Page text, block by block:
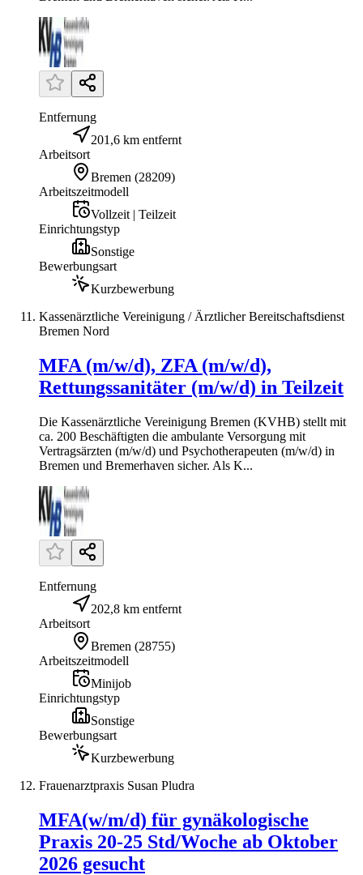
Entfernung
201,6 km entfernt
Arbeitsort
Bremen (28209)
Arbeitszeitmodell
Vollzeit | Teilzeit
Einrichtungstyp
Sonstige
Bewerbungsart
Kurzbewerbung
Kassenärztliche Vereinigung / Ärztlicher Bereitschaftsdienst
Bremen Nord
MFA (m/w/d), ZFA (m/w/d),
Rettungssanitäter (m/w/d) in Teilzeit
Die Kassenärztliche Vereinigung Bremen (KVHB) stellt mit
ca. 200 Beschäftigten die ambulante Versorgung mit
Vertragsärzten (m/w/d) und Psychotherapeuten (m/w/d) in
Bremen und Bremerhaven sicher. Als K...
Entfernung
202,8 km entfernt
Arbeitsort
Bremen (28755)
Arbeitszeitmodell
Minijob
Einrichtungstyp
Sonstige
Bewerbungsart
Kurzbewerbung
Frauenarztpraxis Susan Pludra
MFA(w/m/d) für gynäkologische
Praxis 20-25 Std/Woche ab Oktober
2026 gesucht